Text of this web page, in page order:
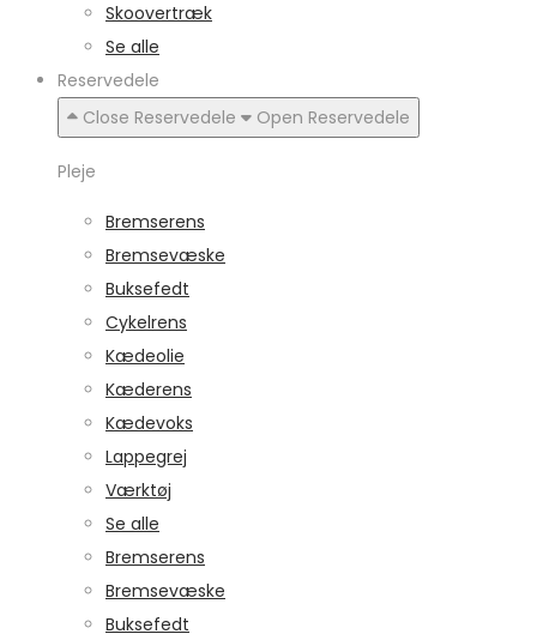
Skoovertræk
Se alle
Reservedele
Close Reservedele
Open Reservedele
Pleje
Bremserens
Bremsevæske
Buksefedt
Cykelrens
Kædeolie
Kæderens
Kædevoks
Lappegrej
Værktøj
Se alle
Bremserens
Bremsevæske
Buksefedt